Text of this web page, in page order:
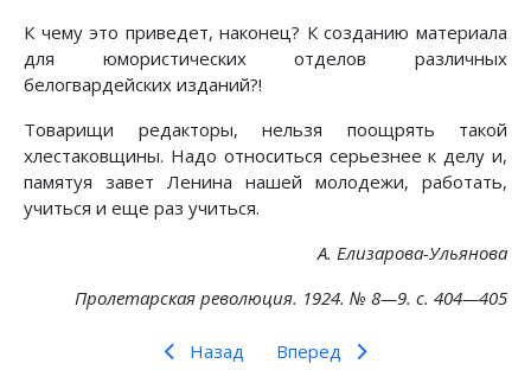
К чему это приведет, наконец? К созданию материала
для юмористических отделов различных
белогвардейских изданий?!
Товарищи редакторы, нельзя поощрять такой
хлестаковщины. Надо относиться серьезнее к делу и,
памятуя завет Ленина нашей молодежи, работать,
учиться и еще раз учиться.
А. Елизарова-Ульянова
Пролетарская революция. 1924. № 8—9. с. 404—405
Назад Вперед